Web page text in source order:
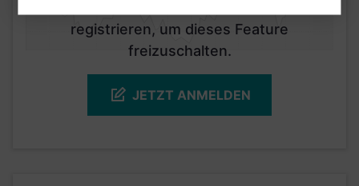
registrieren, um dieses Feature
freizuschalten.
JETZT ANMELDEN